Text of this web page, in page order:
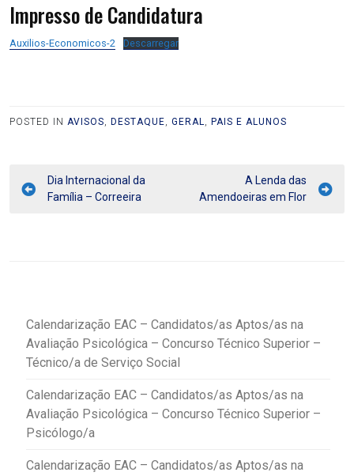
Impresso de Candidatura
Auxilios-Economicos-2 Descarregar
POSTED IN AVISOS, DESTAQUE, GERAL, PAIS E ALUNOS
Dia Internacional da
Família – Correeira
A Lenda das
Amendoeiras em Flor
Calendarização EAC – Candidatos/as Aptos/as na
Avaliação Psicológica – Concurso Técnico Superior –
Técnico/a de Serviço Social
Calendarização EAC – Candidatos/as Aptos/as na
Avaliação Psicológica – Concurso Técnico Superior –
Psicólogo/a
Calendarização EAC – Candidatos/as Aptos/as na